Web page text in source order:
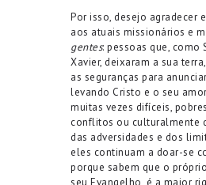
Por isso, desejo agradecer
aos atuais missionários e
gentes: pessoas que, como
Xavier, deixaram a sua
as seguranças para
levando Cristo e o seu
muitas vezes difíceis,
conflitos ou culturalmente
das adversidades e dos
eles continuam a doar-se
porque sabem que o
seu Evangelho, é a maior